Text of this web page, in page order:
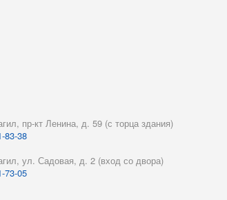
пр-кт Ленина, д. 59 (с торца здания)
83-38
ул. Садовая, д. 2 (вход со двора)
73-05